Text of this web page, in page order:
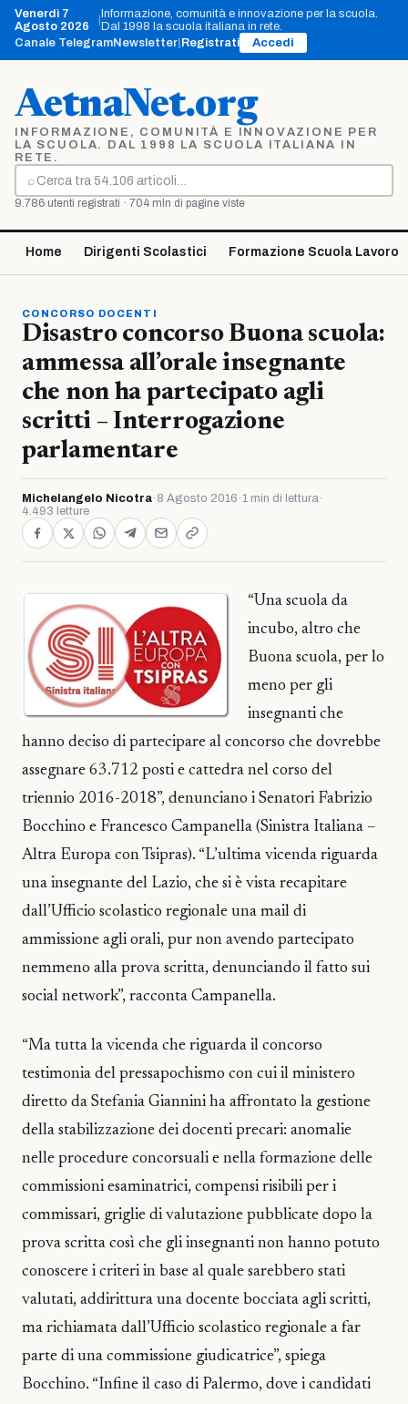
Vai
contenuto
Venerdì 7
Agosto 2026
Informazione, comunità e innovazione per la scuola.
Dal 1998 la scuola italiana in rete.
Canale TelegramNewsletter Registrati Accedi
AetnaNet.org
INFORMAZIONE, COMUNITÀ E INNOVAZIONE PER
LA SCUOLA. DAL 1998 LA SCUOLA ITALIANA IN
RETE.
⌕
Cerca
9.786 utenti registrati · 704 mln di pagine viste
Home Dirigenti Scolastici Formazione Scuola Lavoro
CONCORSO DOCENTI
Disastro concorso Buona scuola:
ammessa all’orale insegnante
che non ha partecipato agli
scritti – Interrogazione
parlamentare
Michelangelo Nicotra· 8 Agosto 2016 ·1 min di lettura·
4.493 letture
“Una scuola da
incubo, altro che
Buona scuola, per lo
meno per gli
insegnanti che
hanno deciso di partecipare al concorso che dovrebbe
assegnare 63.712 posti e cattedra nel corso del
triennio 2016-2018”, denunciano i Senatori Fabrizio
Bocchino e Francesco Campanella (Sinistra Italiana –
Altra Europa con Tsipras). “L’ultima vicenda riguarda
una insegnante del Lazio, che si è vista recapitare
dall’Ufficio scolastico regionale una mail di
ammissione agli orali, pur non avendo partecipato
nemmeno alla prova scritta, denunciando il fatto sui
social network”, racconta Campanella.
“Ma tutta la vicenda che riguarda il concorso
testimonia del pressapochismo con cui il ministero
diretto da Stefania Giannini ha affrontato la gestione
della stabilizzazione dei docenti precari: anomalie
nelle procedure concorsuali e nella formazione delle
commissioni esaminatrici, compensi risibili per i
commissari, griglie di valutazione pubblicate dopo la
prova scritta così che gli insegnanti non hanno potuto
conoscere i criteri in base al quale sarebbero stati
valutati, addirittura una docente bocciata agli scritti,
ma richiamata dall’Ufficio scolastico regionale a far
parte di una commissione giudicatrice”, spiega
Bocchino. “Infine il caso di Palermo, dove i candidati